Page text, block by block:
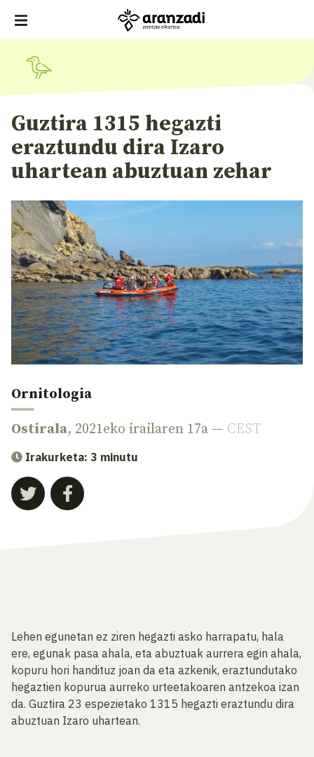
Guztira 1315 hegazti
eraztundu dira Izaro
uhartean abuztuan zehar
Ornitologia
Ostirala, 2021eko irailaren 17a — CEST
Irakurketa: 3 minutu
Lehen egunetan ez ziren hegazti asko harrapatu, hala
ere, egunak pasa ahala, eta abuztuak aurrera egin ahala,
kopuru hori handituz joan da eta azkenik, eraztundutako
hegaztien kopurua aurreko urteetakoaren antzekoa izan
da. Guztira 23 espezietako 1315 hegazti eraztundu dira
abuztuan Izaro uhartean.